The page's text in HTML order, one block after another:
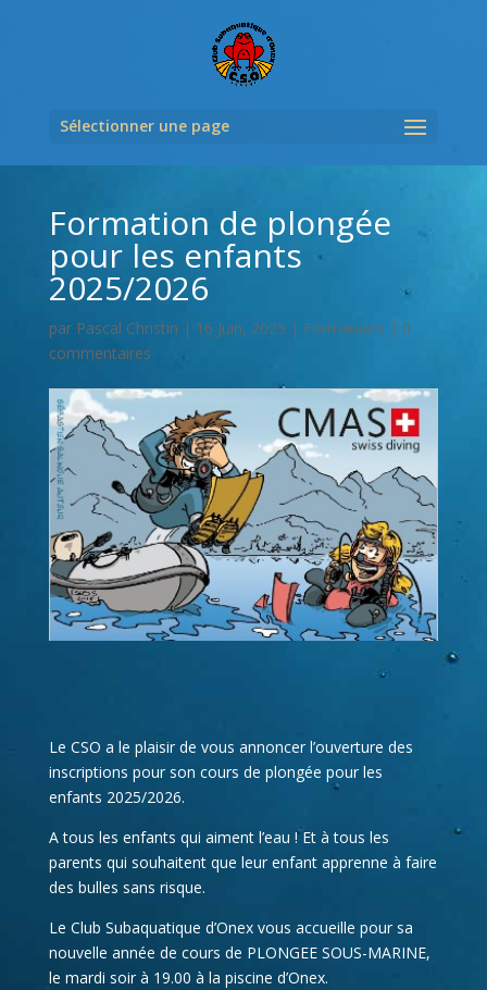
Sélectionner une page
Formation de plongée
pour les enfants
2025/2026
par Pascal Christin | 16 Juin, 2025 | Formations | 0
commentaires
Le CSO a le plaisir de vous annoncer l’ouverture des
inscriptions pour son cours de plongée pour les
enfants 2025/2026.
A tous les enfants qui aiment l’eau ! Et à tous les
parents qui souhaitent que leur enfant apprenne à faire
des bulles sans risque.
Le Club Subaquatique d’Onex vous accueille pour sa
nouvelle année de cours de PLONGEE SOUS-MARINE,
le mardi soir à 19.00 à la piscine d’Onex.